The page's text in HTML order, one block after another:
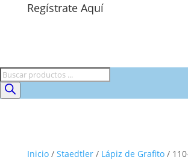
Regístrate Aquí
Búsqueda
de
productos
Inicio/ Staedtler/ Lápiz de Grafito/